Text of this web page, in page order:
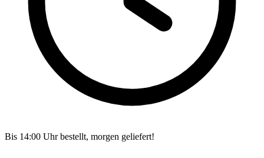
Bis 14:00 Uhr bestellt, morgen geliefert!